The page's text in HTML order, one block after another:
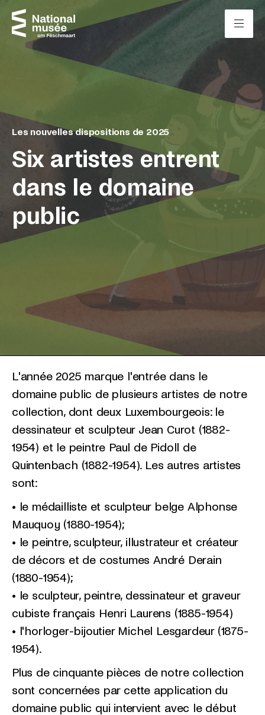
Passer directement au contenu
Six artistes entrent
dans le domaine
public
Les nouvelles dispositions de 2025
L'année 2025 marque l'entrée dans le
domaine public de plusieurs artistes de notre
collection, dont deux Luxembourgeois: le
dessinateur et sculpteur Jean Curot (1882-
1954) et le peintre Paul de Pidoll de
Quintenbach (1882-1954). Les autres artistes
sont:
• le médailliste et sculpteur belge Alphonse
Mauquoy (1880-1954);
• le peintre, sculpteur, illustrateur et créateur
de décors et de costumes André Derain
(1880-1954);
• le sculpteur, peintre, dessinateur et graveur
cubiste français Henri Laurens (1885-1954)
• l'horloger-bijoutier Michel Lesgardeur (1875-
1954).
Plus de cinquante pièces de notre collection
sont concernées par cette application du
domaine public qui intervient avec le début
Panneau de gestion des cookies